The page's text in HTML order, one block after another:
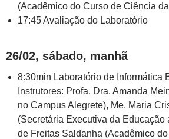
(Acadêmico do Curso de Ciência
17:45 Avaliação do Laboratório
26/02, sábado, manhã
8:30min Laboratório de Informática
Instrutores: Profa. Dra. Amanda
no Campus Alegrete), Me. Maria
(Secretária Executiva da Educação
de Freitas Saldanha (Acadêmico